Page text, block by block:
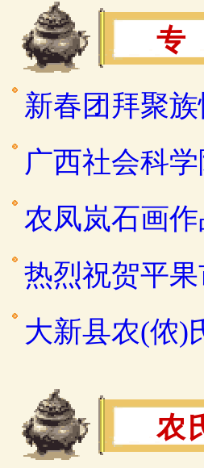
新春团拜聚
广西社会科
农凤岚石画
热烈祝贺平
大新县农(侬
农